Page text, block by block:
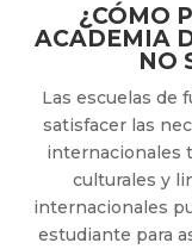
¿CÓMO
ACADEMIA
NO
Las escuelas de
satisfacer las
internacionales
culturales y
internacionales
estudiante para